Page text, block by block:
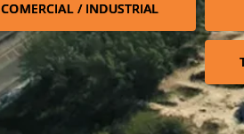
COMERCIAL / INDUSTRIAL